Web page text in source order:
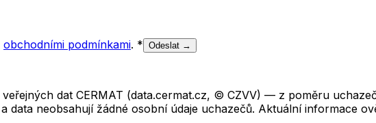
obchodními podmínkami. * Odeslat →
dat CERMAT (data.cermat.cz, © CZVV) — z poměru
data neobsahují žádné osobní údaje uchazečů. Aktuální informace